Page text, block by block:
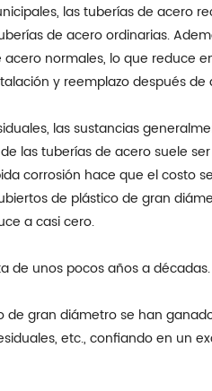
las tuberías de acero
de acero ordinarias.
normales, lo que reduce
y reemplazo después de
las sustancias
las tuberías de acero suele
corrosión hace que el costo
de plástico de gran
a casi cero.
de unos pocos años a
gran diámetro se han
etc., confiando en un